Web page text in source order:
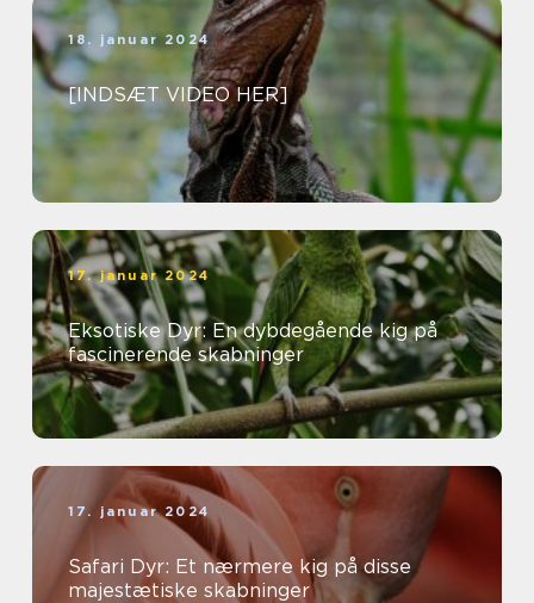
18. januar 2024
[INDSÆT VIDEO HER]
17. januar 2024
Eksotiske Dyr: En dybdegående kig på
fascinerende skabninger
17. januar 2024
Safari Dyr: Et nærmere kig på disse
majestætiske skabninger